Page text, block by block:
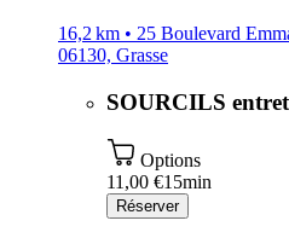
16,2 km • 25 Boulevard
06130, Grasse
SOURCILS
Options
11,00 €15min
Réserver